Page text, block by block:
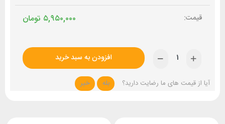
تومان ۵,۹۵۰,۰۰۰
افزودن به سبد خرید
آیا از قیمت های ما رضایت دارید؟ بله خیر